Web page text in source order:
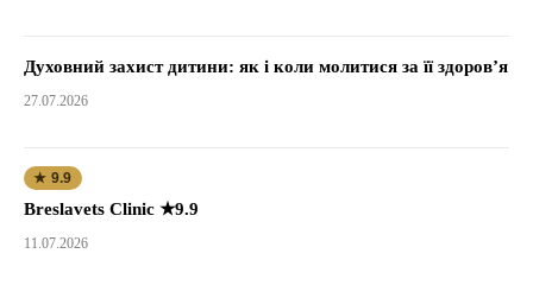
Духовний захист дитини: як і коли молитися за її здоров’я
27.07.2026
★ 9.9
Breslavets Clinic ★9.9
11.07.2026